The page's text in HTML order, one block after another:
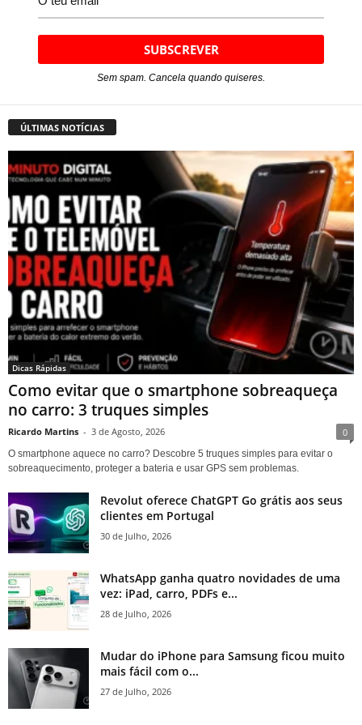
Sem spam. Cancela quando quiseres.
ÚLTIMAS NOTÍCIAS
Dicas Rápidas
Como evitar que o smartphone sobreaqueça
no carro: 3 truques simples
Ricardo Martins - 3 de Agosto, 2026 0
O smartphone aquece no carro? Descobre 5 truques simples para evitar o
sobreaquecimento, proteger a bateria e usar GPS sem problemas.
Revolut oferece ChatGPT Go grátis aos seus
clientes em Portugal
30 de Julho, 2026
WhatsApp ganha quatro novidades de uma
vez: iPad, carro, PDFs e...
28 de Julho, 2026
Mudar do iPhone para Samsung ficou muito
mais fácil com o...
27 de Julho, 2026